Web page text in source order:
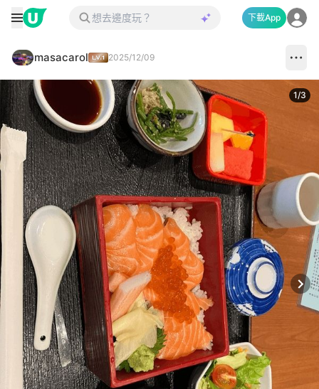
下載App
masacarol 2025/12/09
1/3